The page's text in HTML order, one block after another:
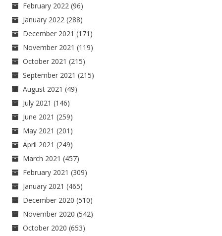
February 2022 (96)
January 2022 (288)
December 2021 (171)
November 2021 (119)
October 2021 (215)
September 2021 (215)
August 2021 (49)
July 2021 (146)
June 2021 (259)
May 2021 (201)
April 2021 (249)
March 2021 (457)
February 2021 (309)
January 2021 (465)
December 2020 (510)
November 2020 (542)
October 2020 (653)